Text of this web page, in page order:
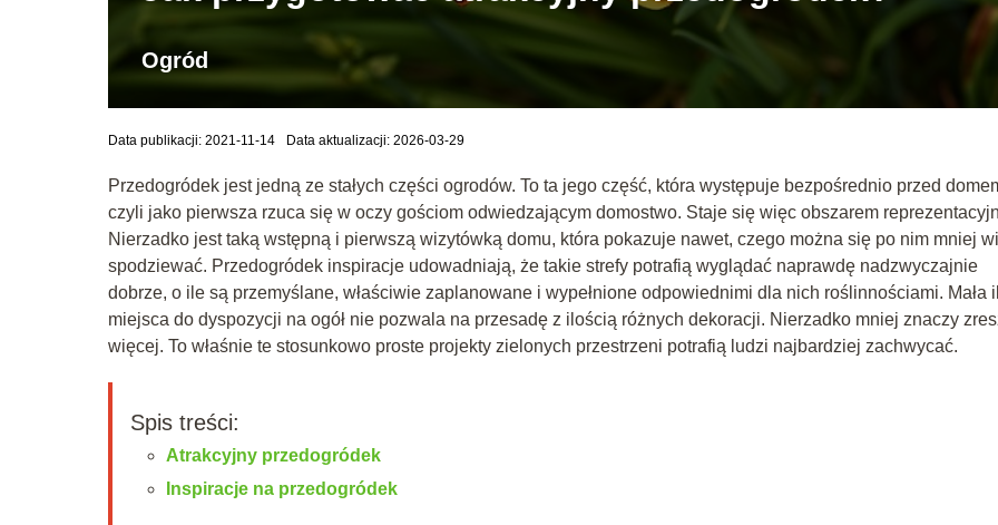
Ogród
Data publikacji: 2021-11-14 Data aktualizacji: 2026-03-29
Przedogródek jest jedną ze stałych części ogrodów. To ta jego część, która występuje bezpośrednio przed
czyli jako pierwsza rzuca się w oczy gościom odwiedzającym domostwo. Staje się więc obszarem
Nierzadko jest taką wstępną i pierwszą wizytówką domu, która pokazuje nawet, czego można się po nim mniej
spodziewać. Przedogródek inspiracje udowadniają, że takie strefy potrafią wyglądać naprawdę nadzwyczajnie
dobrze, o ile są przemyślane, właściwie zaplanowane i wypełnione odpowiednimi dla nich roślinnościami. Mała
miejsca do dyspozycji na ogół nie pozwala na przesadę z ilością różnych dekoracji. Nierzadko mniej znaczy
więcej. To właśnie te stosunkowo proste projekty zielonych przestrzeni potrafią ludzi najbardziej zachwycać.
Spis treści:
Atrakcyjny przedogródek
Inspiracje na przedogródek